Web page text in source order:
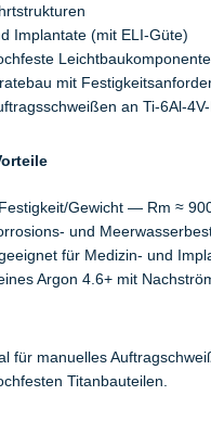
Implantate (mit ELI-Güte)
mit
an Ti-6Al-
Gewicht — Rm ≈
und
für Medizin- und
Argon 4.6+ mit
für manuelles
Titanbauteilen.